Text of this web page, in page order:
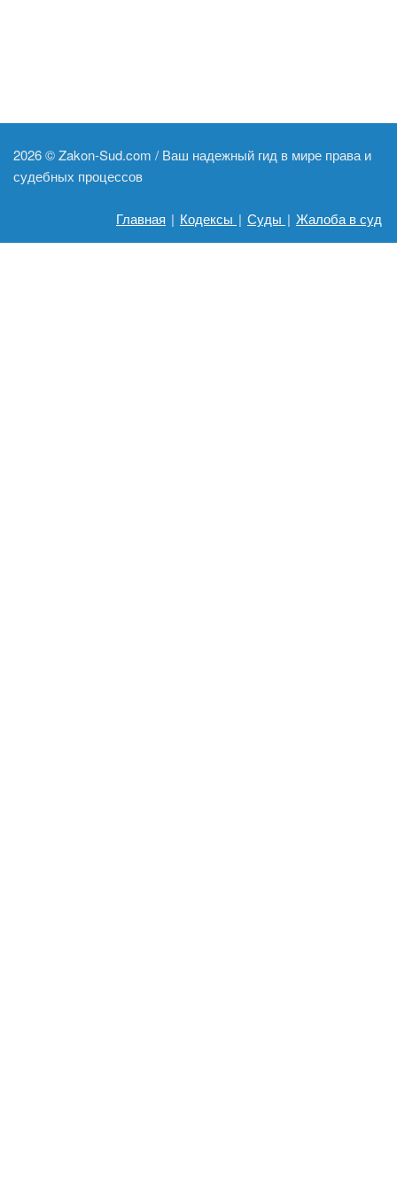
2026 ©Zakon-Sud.com / Ваш надежный гид в мире права и
судебных процессов
Главная | Кодексы | Суды | Жалоба в суд